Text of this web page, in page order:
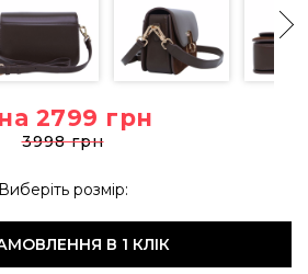
2799 грн
3998 грн
Виберіть розмір:
В 1 КЛІК